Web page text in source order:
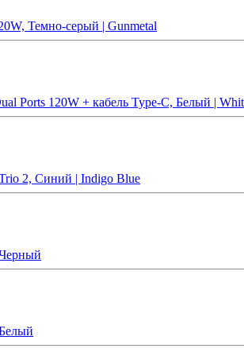
Темно-серый | Gunmetal
Ports 120W + кабель Type-C, Белый |
2, Синий | Indigo Blue